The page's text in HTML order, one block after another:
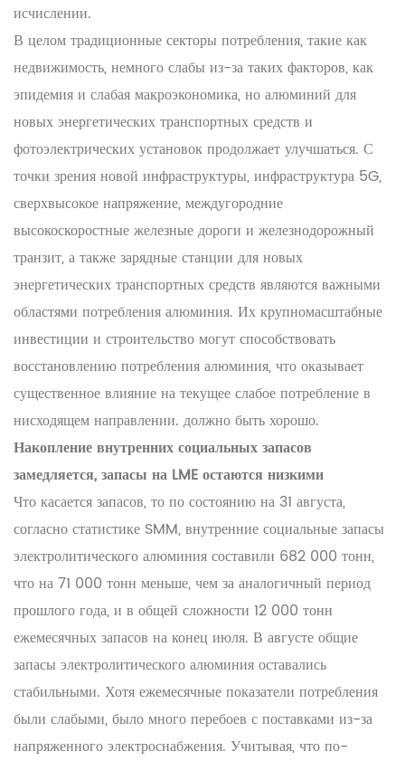
исчислении.
В целом традиционные секторы потребления, такие как
недвижимость, немного слабы из-за таких факторов, как
эпидемия и слабая макроэкономика, но алюминий для
новых энергетических транспортных средств и
фотоэлектрических установок продолжает улучшаться. С
точки зрения новой инфраструктуры, инфраструктура 5G,
сверхвысокое напряжение, междугородние
высокоскоростные железные дороги и железнодорожный
транзит, а также зарядные станции для новых
энергетических транспортных средств являются важными
областями потребления алюминия. Их крупномасштабные
инвестиции и строительство могут способствовать
восстановлению потребления алюминия, что оказывает
существенное влияние на текущее слабое потребление в
нисходящем направлении. должно быть хорошо.
Накопление внутренних социальных запасов
замедляется, запасы на LME остаются низкими
Что касается запасов, то по состоянию на 31 августа,
согласно статистике SMM, внутренние социальные запасы
электролитического алюминия составили 682 000 тонн,
что на 71 000 тонн меньше, чем за аналогичный период
прошлого года, и в общей сложности 12 000 тонн
ежемесячных запасов на конец июля. В августе общие
запасы электролитического алюминия оставались
стабильными. Хотя ежемесячные показатели потребления
были слабыми, было много перебоев с поставками из-за
напряженного электроснабжения. Учитывая, что по-